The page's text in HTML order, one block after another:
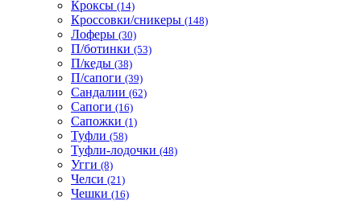
Кроксы (14)
Кроссовки/сникеры (148)
Лоферы (30)
П/ботинки (53)
П/кеды (38)
П/сапоги (39)
Сандалии (62)
Сапоги (16)
Сапожки (1)
Туфли (58)
Туфли-лодочки (48)
Угги (8)
Челси (21)
Чешки (16)